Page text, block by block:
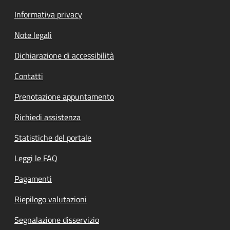
Informativa privacy
Note legali
Dichiarazione di accessibilità
Contatti
Prenotazione appuntamento
Richiedi assistenza
Statistiche del portale
Leggi le FAQ
Pagamenti
Riepilogo valutazioni
Segnalazione disservizio